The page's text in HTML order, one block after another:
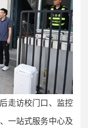
走访校门口、监控
一站式服务中心及